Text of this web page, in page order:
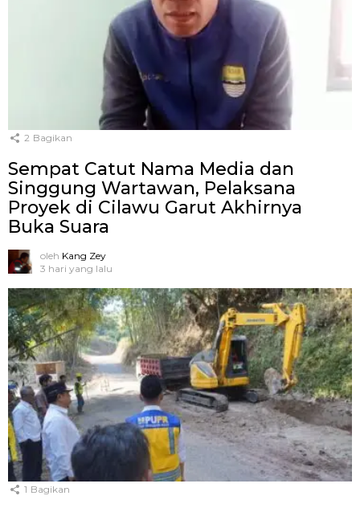
2 Bagikan
Sempat Catut Nama Media dan
Singgung Wartawan, Pelaksana
Proyek di Cilawu Garut Akhirnya
Buka Suara
oleh Kang Zey
3 hari yang lalu
1 Bagikan